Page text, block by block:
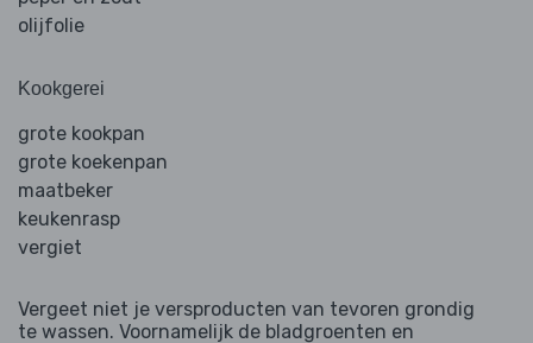
olijfolie
Kookgerei
grote kookpan
grote koekenpan
maatbeker
keukenrasp
vergiet
Vergeet niet je versproducten van tevoren grondig
te wassen. Voornamelijk de bladgroenten en